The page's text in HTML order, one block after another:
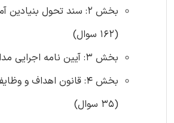
بخش 2: سند تحول
(162 سوال)
بخش 3: آیین نامه اجرایی مدارس (155 سوال)
بخش 4: قانون اهداف و
(35 سوال)